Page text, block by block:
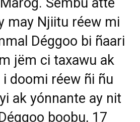
may Njiitu réew mi
Déggoo bi ñaari
jëm ci taxawu ak
doomi réew ñi ñu
ak yónnante ay nit
boobu, 17